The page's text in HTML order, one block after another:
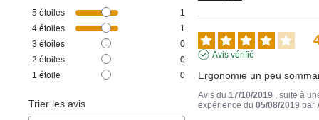
5 étoiles
1
4 étoiles
1
3 étoiles
0
2 étoiles
0
1 étoile 0
Trier les avis
Avis vérifié
Ergonomie un peu
Avis du 17/10/2019 , suite à
expérience du 05/08/2019 par